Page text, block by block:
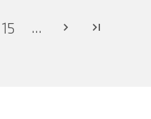
15 ... chevron_right last_page